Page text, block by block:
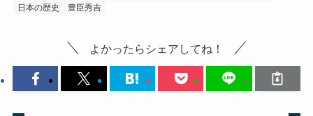
日本の歴史
豊臣秀吉
よかったらシェアしてね！